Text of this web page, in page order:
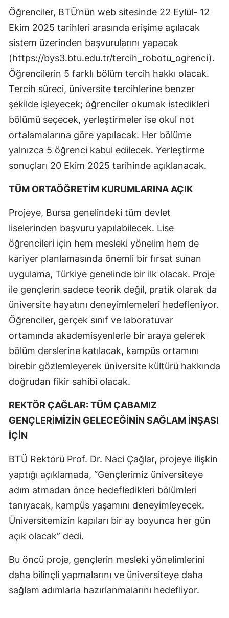
Öğrenciler, BTÜ’nün web sitesinde 22 Eylül- 12
Ekim 2025 tarihleri arasında erişime açılacak
sistem üzerinden başvurularını yapacak
(https://bys3.btu.edu.tr/tercih_robotu_ogrenci).
Öğrencilerin 5 farklı bölüm tercih hakkı olacak.
Tercih süreci, üniversite tercihlerine benzer
şekilde işleyecek; öğrenciler okumak istedikleri
bölümü seçecek, yerleştirmeler ise okul not
ortalamalarına göre yapılacak. Her bölüme
yalnızca 5 öğrenci kabul edilecek. Yerleştirme
sonuçları 20 Ekim 2025 tarihinde açıklanacak.
TÜM ORTAÖĞRETİM KURUMLARINA AÇIK
Projeye, Bursa genelindeki tüm devlet
liselerinden başvuru yapılabilecek. Lise
öğrencileri için hem mesleki yönelim hem de
kariyer planlamasında önemli bir fırsat sunan
uygulama, Türkiye genelinde bir ilk olacak. Proje
ile gençlerin sadece teorik değil, pratik olarak da
üniversite hayatını deneyimlemeleri hedefleniyor.
Öğrenciler, gerçek sınıf ve laboratuvar
ortamında akademisyenlerle bir araya gelerek
bölüm derslerine katılacak, kampüs ortamını
birebir gözlemleyerek üniversite kültürü hakkında
doğrudan fikir sahibi olacak.
REKTÖR ÇAĞLAR: TÜM ÇABAMIZ
GENÇLERİMİZİN GELECEĞİNİN SAĞLAM İNŞASI
İÇİN
BTÜ Rektörü Prof. Dr. Naci Çağlar, projeye ilişkin
yaptığı açıklamada, “Gençlerimiz üniversiteye
adım atmadan önce hedefledikleri bölümleri
tanıyacak, kampüs yaşamını deneyimleyecek.
Üniversitemizin kapıları bir ay boyunca her gün
açık olacak” dedi.
Bu öncü proje, gençlerin mesleki yönelimlerini
daha bilinçli yapmalarını ve üniversiteye daha
sağlam adımlarla hazırlanmalarını hedefliyor.